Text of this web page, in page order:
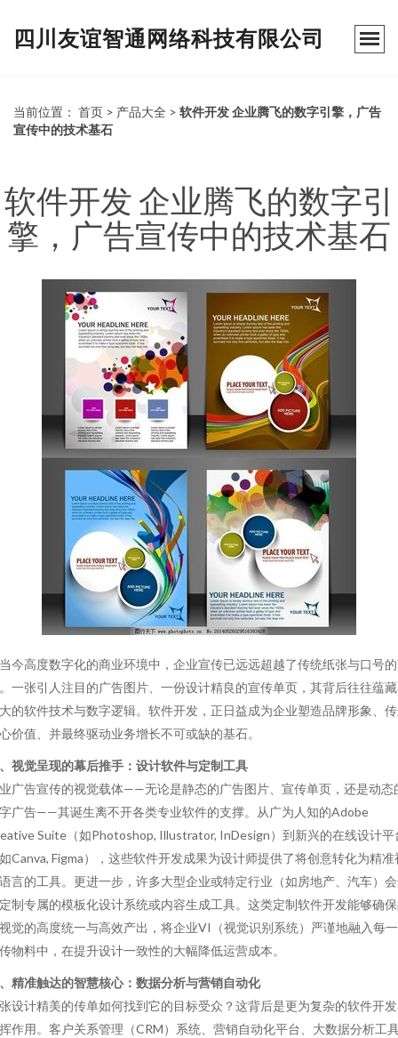
四川友谊智通网络科技有限公司
当前位置： 首页 > 产品大全 > 软件开发 企业腾飞的数字引擎，广告
宣传中的技术基石
软件开发 企业腾飞的数字引
擎，广告宣传中的技术基石
今高度数字化的商业环境中，企业宣传已远远超越了传统纸张与口号
一张引人注目的广告图片、一份设计精良的宣传单页，其背后往往蕴
的软件技术与数字逻辑。软件开发，正日益成为企业塑造品牌形象、
价值、并最终驱动业务增长不可或缺的基石。
视觉呈现的幕后推手：设计软件与定制工具
广告宣传的视觉载体——无论是静态的广告图片、宣传单页，还是动态
广告——其诞生离不开各类专业软件的支撑。从广为人知的Adobe
Suite（如Photoshop, Illustrator, InDesign）到新兴的在线设计平
Canva, Figma），这些软件开发成果为设计师提供了将创意转化为精准
言的工具。更进一步，许多大型企业或特定行业（如房地产、汽车）
制专属的模板化设计系统或内容生成工具。这类定制软件开发能够确
觉的高度统一与高效产出，将企业VI（视觉识别系统）严谨地融入每
物料中，在提升设计一致性的大幅降低运营成本。
精准触达的智慧核心：数据分析与营销自动化
设计精美的传单如何找到它的目标受众？这背后是更为复杂的软件开
作用。客户关系管理（CRM）系统、营销自动化平台、大数据分析工